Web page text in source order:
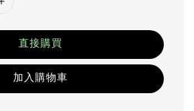
直接購買
加入購物車